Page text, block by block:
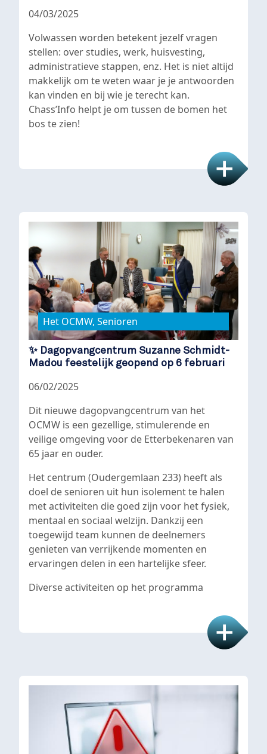
04/03/2025
Volwassen worden betekent jezelf vragen
stellen: over studies, werk, huisvesting,
administratieve stappen, enz. Het is niet altijd
makkelijk om te weten waar je je antwoorden
kan vinden en bij wie je terecht kan.
Chass’Info helpt je om tussen de bomen het
bos te zien!
Het OCMW, Senioren
✨ Dagopvangcentrum Suzanne Schmidt-
Madou feestelijk geopend op 6 februari
06/02/2025
Dit nieuwe dagopvangcentrum van het
OCMW is een gezellige, stimulerende en
veilige omgeving voor de Etterbekenaren van
65 jaar en ouder.
Het centrum (Oudergemlaan 233) heeft als
doel de senioren uit hun isolement te halen
met activiteiten die goed zijn voor het fysiek,
mentaal en sociaal welzijn. Dankzij een
toegewijd team kunnen de deelnemers
genieten van verrijkende momenten en
ervaringen delen in een hartelijke sfeer.
Diverse activiteiten op het programma